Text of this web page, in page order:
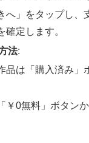
へ」をタップし、
確定します。
法:
品は「購入済み」
￥0無料」ボタン